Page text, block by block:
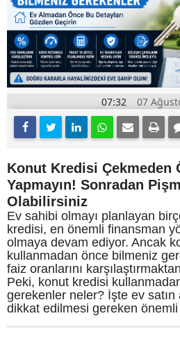
07:32 07
Konut Kredisi Çekmeden
Yapmayın! Sonradan
Olabilirsiniz
Ev sahibi olmayı planlayan
kredisi, en önemli finansman
olmaya devam ediyor. Ancak
kullanmadan önce bilmeniz
faiz oranlarını
Peki, konut kredisi
gerekenler neler? İşte ev
dikkat edilmesi gereken